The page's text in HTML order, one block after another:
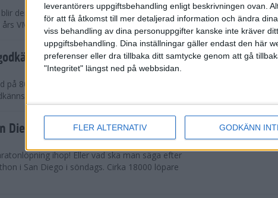
leverantörers uppgiftsbehandling enligt beskrivningen ovan.
för att få åtkomst till mer detaljerad information och ändra
viss behandling av dina personuppgifter kanske inte kräver
uppgiftsbehandling. Dina inställningar gäller endast den här
preferenser eller dra tillbaka ditt samtycke genom att gå
"Integritet" längst ned på webbsidan.
FLER ALTERNATIV GODKÄNN
den enda gren som kommer att avgöras
VM i friidrott.
ej
på 800 meter från inomhusgalan i Lievin i
ej.
ihop! Eller vad ska man säga efter
i San Diego i söndags. Cirka 18000 löpare